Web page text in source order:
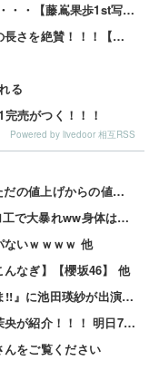
【日向坂46】 かほりん、ありのままの姿・・・【藤嶌果歩1st写真集】
田村真佑ちゃん、大越ひなのちゃんの脚の長さを絶賛！！！【乃木坂46】
る
売がつく！！！
Powered by livedoor 相互RSS
【悲報】Amazonブラックフライデー、ただの値上げからの値下げセールだったｗｗｗ 他
【画像】元AKBこじはる(34)、ブツブツ加工で大暴れww身体はめっちゃいいのにな・・・ 他
ないｗｗｗｗ 他
んなぎ】【櫻坂46】 他
出演者一覧にてれぱん！！！ 近々『Qさま!!』に池田瑛紗が出演する模様！【乃木坂46】
この夏食べたいひんやりゼリーを五百城茉央が紹介！！！ 明日7日の『めざましテレビ』見逃すな！【乃木坂46】
んをご覧ください